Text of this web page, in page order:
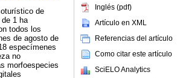
Inglés (pdf)
Artículo en XML
Referencias del artículo
Como citar este artículo
SciELO Analytics
de
1 ha
todos los
de agosto de
especímenes
no
morfoespecies